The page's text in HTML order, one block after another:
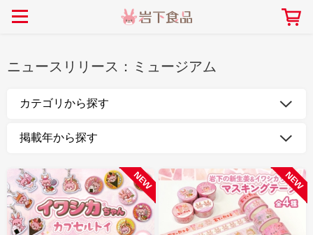
> イベント
> コラボ
> ミュージアム
> イワシカちゃん
> オンラインショップ
【7月1日～8月30日】夏イベン
ジアム
2026.07.01
> らっきょう
> オリーブ
> その他
> オリーブレシピ
> その他のレシピ
豚バラ肉のくるくる巻き～細巻
ニュースリリース： ミュージアム